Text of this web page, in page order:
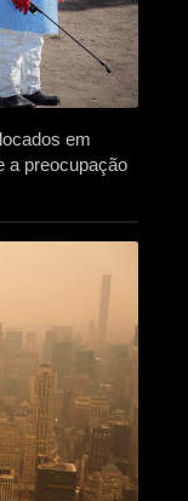
em
a preocupação